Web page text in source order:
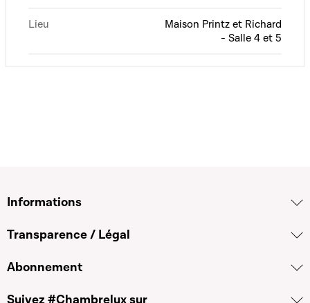
Lieu
Maison Printz et Richard
- Salle 4 et 5
Informations
Transparence / Légal
Abonnement